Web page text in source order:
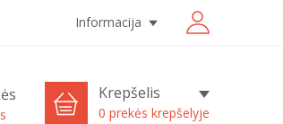
Informacija
Krepšelis
0 prekės krepšelyje